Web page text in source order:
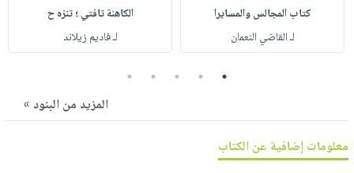
صابون
أطفال
مناسبات
فيديوهات
أسئلة
يتكرر
نيل
وفرات
كتاب المجالس والمسايرا
لـ القاضي النعمان
الكاهنة تافتي ؛ تنزه ح
لـ فاديم زيلاند
1
2
3
4
5
المزيد من البنود »
معلومات إضافية عن الكتاب